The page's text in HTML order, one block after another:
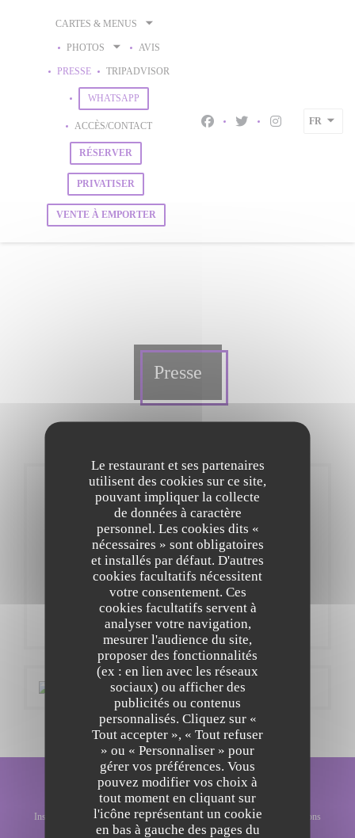
Le restaurant et ses partenaires
utilisent des cookies sur ce site,
pouvant impliquer la collecte
de données à caractère
personnel. Les cookies dits «
nécessaires » sont obligatoires
et installés par défaut. D'autres
cookies facultatifs nécessitent
votre consentement. Ces
cookies facultatifs servent à
analyser votre navigation,
mesurer l'audience du site,
proposer des fonctionnalités
(ex : en lien avec les réseaux
sociaux) ou afficher des
publicités ou contenus
personnalisés. Cliquez sur «
Tout accepter », « Tout refuser
» ou « Personnaliser » pour
gérer vos préférences. Vous
pouvez modifier vos choix à
tout moment en cliquant sur
l'icône représentant un cookie
en bas à gauche des pages du
CARTES & MENUS
PHOTOS AVIS
PRESSE TRIPADVISOR
WHATSAPP((OUVRE UNE NOUVELLE FENÊTRE))
ACCÈS/CONTACT
RÉSERVER
PRIVATISER
VENTE À EMPORTER
Facebook ((ouvre une
Twitter ((ouvre une
Instagram
FR
Presse
Newsletter*
Inscrivez-vous à notre lettre d'information pour recevoir des communications
personnalisées et des offres marketing par courriel.